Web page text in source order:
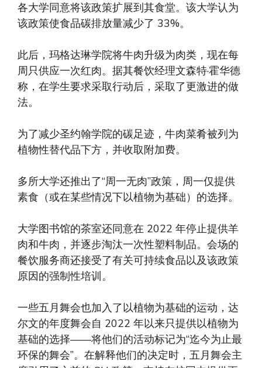
各大学同意将该政策扩展到其食堂。该大学认为
该政策使食品碳排放量减少了 33%。
此后，玛格达琳学院将牛肉升级为肉类，现在每
周只供应一次红肉。据其餐饮经理文森特·霍华德
称，在学生要求采取行动后，采取了更激进的做
法。
为了减少圣约翰学院的碳足迹，牛肉菜肴被列为
植物性替代品下方，并收取附加费。
多所大学还推出了“周一无肉”政策，周一仅提供
素食（或在某些情况下以植物为基础）的选择。
大学图书馆的茶室还同意在 2022 年停止提供羊
肉和牛肉，并逐步淘汰一次性塑料制品。会场的
餐饮服务商还接受了有关可持续食品以及该政策
原因的强制性培训。
一些五月舞会也加入了以植物为基础的运动，达
尔文的年度舞会自 2022 年以来只提供以植物为
基础的选择——将他们的活动标记为“迄今为止最
环保的舞会”。在解释他们的决定时，五月舞会主